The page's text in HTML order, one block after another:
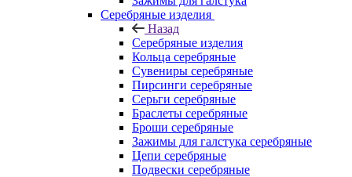
Серебряные изделия
Назад
Серебряные изделия
Кольца серебряные
Сувениры серебряные
Пирсинги серебряные
Серьги серебряные
Браслеты серебряные
Броши серебряные
Зажимы для галстука серебряные
Цепи серебряные
Подвески серебряные